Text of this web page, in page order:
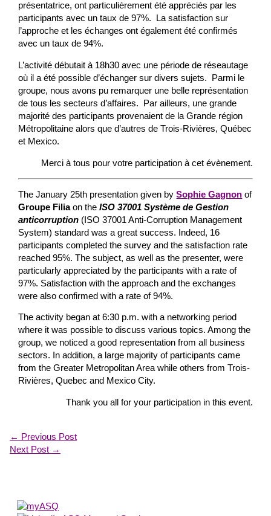
présentatrice, ont particulièrement été appréciés par les
participants avec un taux de 97%. La satisfaction sur
l’approche et les échanges ont également été confirmés
avec un taux de 94%.
L’activité débutait à 18h30 avec une période de réseautage
où il a été possible d’échanger sur divers sujets. Parmi le
groupe, nous avons pu remarquer une belle représentation
de tous les secteurs d’affaires. Par ailleurs, une grande
majorité des participants provenaient de la Grande région
Métropolitaine alors que d’autres de Trois-Rivières, Québec
et Mexico.
Merci à tous pour votre participation à cet évènement.
The January 25th presentation given bySophie Gagnon of
Groupe Filiaon theISO 37001 Système de Gestion
anticorruption (ISO 37001 Anti-Corruption Management
System) standard was a great success. Indeed, 16
participants completed the survey and the satisfaction rate
reached 95%. The subject, as well as the presenter, were
particularly appreciated by the participants with a rate of
97%. Satisfaction with the approach and the exchanges
were also confirmed with a rate of 94%.
The activity began at 6:30 p.m. with a networking period
where it was possible to discuss various topics. Among the
group, we noticed a good representation from all business
sectors. In addition, a large majority of participants came
from the Greater Metropolitan Area while others from Trois-
Rivières, Quebec and Mexico City.
Thank you all for your participation in this event.
← Previous Post
Next Post →